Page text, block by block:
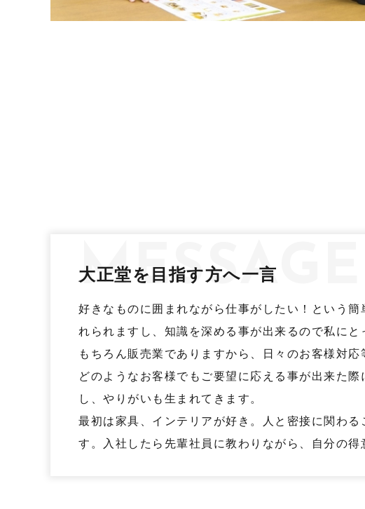
大正堂を目指す方へ一言
MESSAGE
好きなものに囲まれながら仕事がしたい！という
れられますし、知識を深める事が出来るので私にと
もちろん販売業でありますから、日々のお客様対
どのようなお客様でもご要望に応える事が出来た
し、やりがいも生まれてきます。
最初は家具、インテリアが好き。人と密接に関わ
す。入社したら先輩社員に教わりながら、自分の得